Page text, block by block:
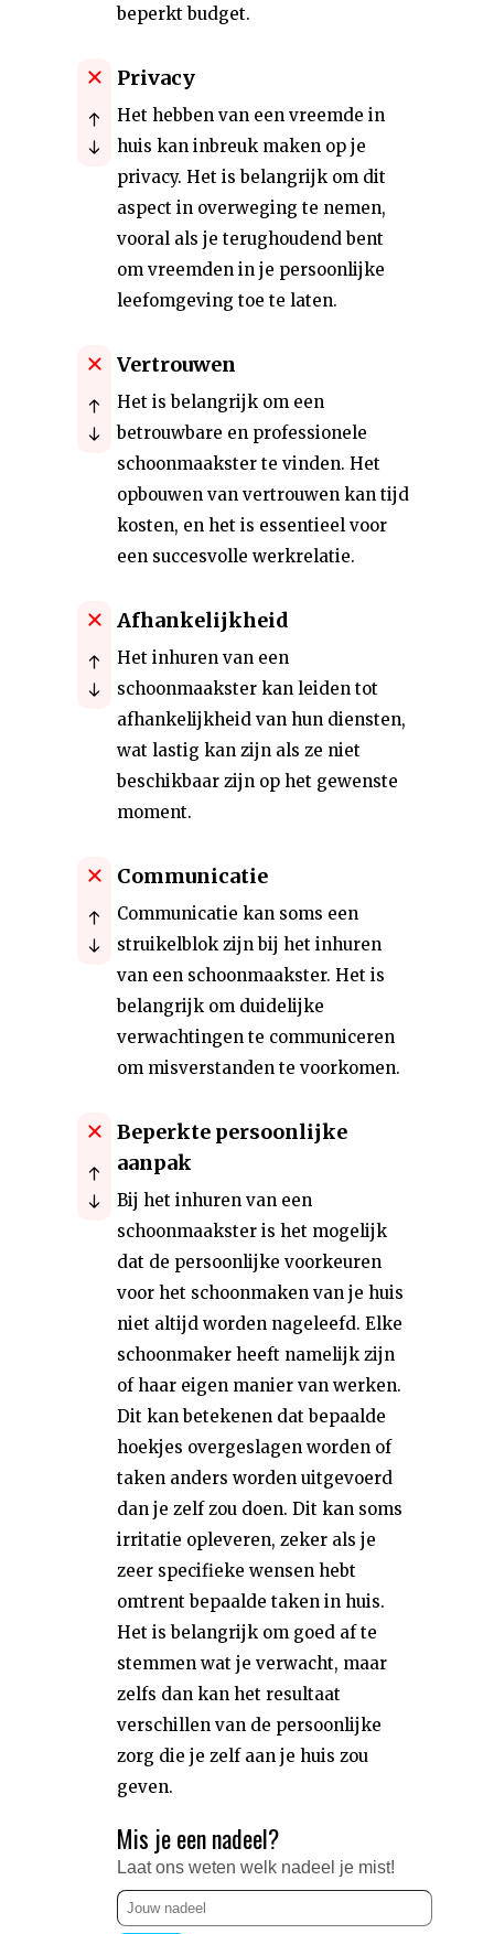
beperkt budget.
Privacy
Het hebben van een vreemde in
huis kan inbreuk maken op je
privacy. Het is belangrijk om dit
aspect in overweging te nemen,
vooral als je terughoudend bent
om vreemden in je persoonlijke
leefomgeving toe te laten.
Vertrouwen
Het is belangrijk om een
betrouwbare en professionele
schoonmaakster te vinden. Het
opbouwen van vertrouwen kan tijd
kosten, en het is essentieel voor
een succesvolle werkrelatie.
Afhankelijkheid
Het inhuren van een
schoonmaakster kan leiden tot
afhankelijkheid van hun diensten,
wat lastig kan zijn als ze niet
beschikbaar zijn op het gewenste
moment.
Communicatie
Communicatie kan soms een
struikelblok zijn bij het inhuren
van een schoonmaakster. Het is
belangrijk om duidelijke
verwachtingen te communiceren
om misverstanden te voorkomen.
Beperkte persoonlijke
aanpak
Bij het inhuren van een
schoonmaakster is het mogelijk
dat de persoonlijke voorkeuren
voor het schoonmaken van je huis
niet altijd worden nageleefd. Elke
schoonmaker heeft namelijk zijn
of haar eigen manier van werken.
Dit kan betekenen dat bepaalde
hoekjes overgeslagen worden of
taken anders worden uitgevoerd
dan je zelf zou doen. Dit kan soms
irritatie opleveren, zeker als je
zeer specifieke wensen hebt
omtrent bepaalde taken in huis.
Het is belangrijk om goed af te
stemmen wat je verwacht, maar
zelfs dan kan het resultaat
verschillen van de persoonlijke
zorg die je zelf aan je huis zou
geven.
Mis je een nadeel?
Laat ons weten welk nadeel je mist!